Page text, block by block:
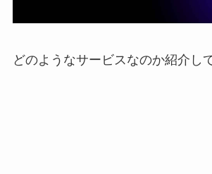
どのようなサービスなのか紹介し